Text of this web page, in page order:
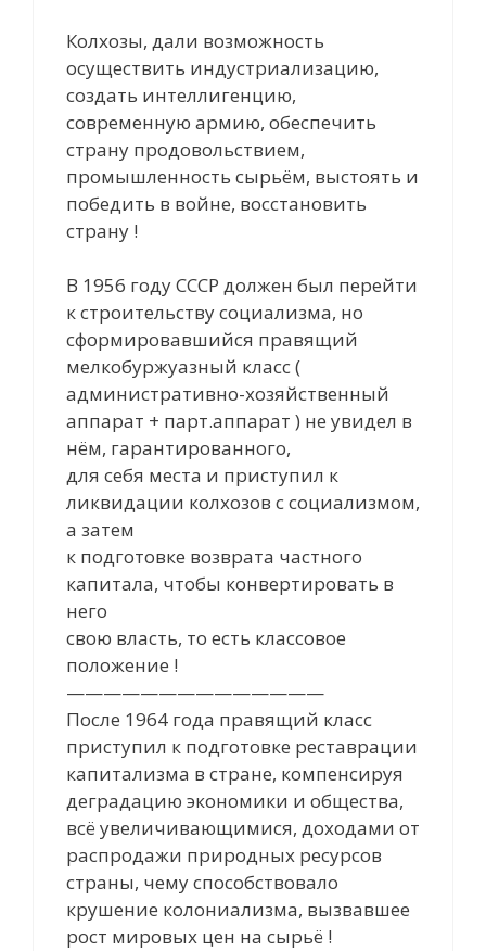
Колхозы, дали возможность
осуществить индустриализацию,
создать интеллигенцию,
современную армию, обеспечить
страну продовольствием,
промышленность сырьём, выстоять и
победить в войне, восстановить
страну !
В 1956 году СССР должен был перейти
к строительству социализма, но
сформировавшийся правящий
мелкобуржуазный класс (
административно-хозяйственный
аппарат + парт.аппарат ) не увидел в
нём, гарантированного,
для себя места и приступил к
ликвидации колхозов с социализмом,
а затем
к подготовке возврата частного
капитала, чтобы конвертировать в
него
свою власть, то есть классовое
положение !
——————————————
После 1964 года правящий класс
приступил к подготовке реставрации
капитализма в стране, компенсируя
деградацию экономики и общества,
всё увеличивающимися, доходами от
распродажи природных ресурсов
страны, чему способствовало
крушение колониализма, вызвавшее
рост мировых цен на сырьё !